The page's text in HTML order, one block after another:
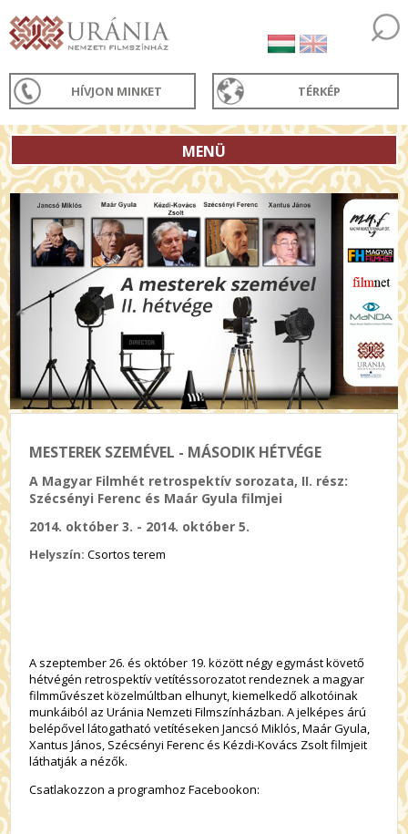
HÍVJON MINKET TÉRKÉP
MENÜ
MESTEREK SZEMÉVEL - MÁSODIK HÉTVÉGE
A Magyar Filmhét retrospektív sorozata, II. rész:
Szécsényi Ferenc és Maár Gyula filmjei
2014. október 3. - 2014. október 5.
Helyszín:Csortos terem
A szeptember 26. és október 19. között négy egymást követő
hétvégén retrospektív vetítéssorozatot rendeznek a magyar
filmművészet közelmúltban elhunyt, kiemelkedő alkotóinak
munkáiból az Uránia Nemzeti Filmszínházban. A jelképes árú
belépővel látogatható vetítéseken Jancsó Miklós, Maár Gyula,
Xantus János, Szécsényi Ferenc és Kézdi-Kovács Zsolt filmjeit
láthatják a nézők.
Csatlakozzon a programhoz Facebookon: